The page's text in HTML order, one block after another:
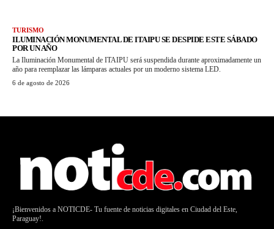
TURISMO
ILUMINACIÓN MONUMENTAL DE ITAIPU SE DESPIDE ESTE SÁBADO
POR UN AÑO
La Iluminación Monumental de ITAIPU será suspendida durante aproximadamente un
año para reemplazar las lámparas actuales por un moderno sistema LED.
6 de agosto de 2026
¡Bienvenidos a NOTICDE- Tu fuente de noticias digitales en Ciudad del Este,
Paraguay!.